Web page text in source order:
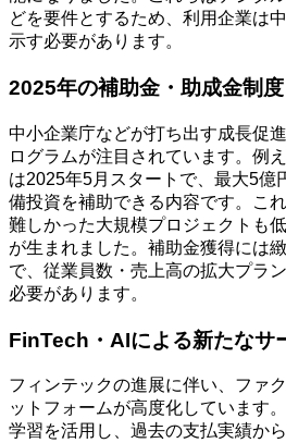
どを要件とするため、利用企業は
示す必要があります。
2025年の補助金・助成金制度
中小企業庁などが打ち出す成長促
ログラムが注目されています。例
は2025年5月スタートで、最大5億
備投資を補助できる内容です。こ
難しかった大規模プロジェクトも
が生まれました。補助金獲得には
で、従業員数・売上高の拡大プラ
必要があります。
FinTech・AIによる新たなサ
フィンテックの進展に伴い、ファ
ットフォームが高度化しています
学習を活用し、過去の支払実績か